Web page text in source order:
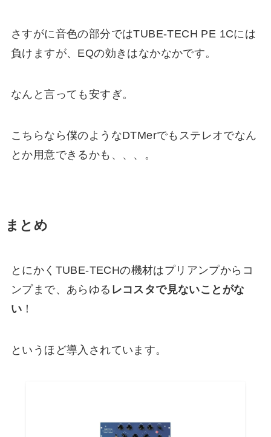
さすがに音色の部分ではTUBE-TECH PE 1Cには
負けますが、EQの効きはなかなかです。
なんと言っても安すぎ。
こちらなら僕のようなDTMerでもステレオでなん
とか用意できるかも、、、。
まとめ
とにかくTUBE-TECHの機材はプリアンプからコ
ンプまで、あらゆる レコスタで見ないことがな
い ！
というほど導入されています。